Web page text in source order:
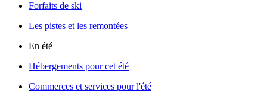
Forfaits de ski
Les pistes et les remontées
En été
Hébergements pour cet été
Commerces et services pour l'été